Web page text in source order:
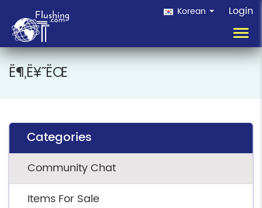
Korean Login
Ë¶„ë¥˜ Ëœ
Categories
Community Chat
Items For Sale